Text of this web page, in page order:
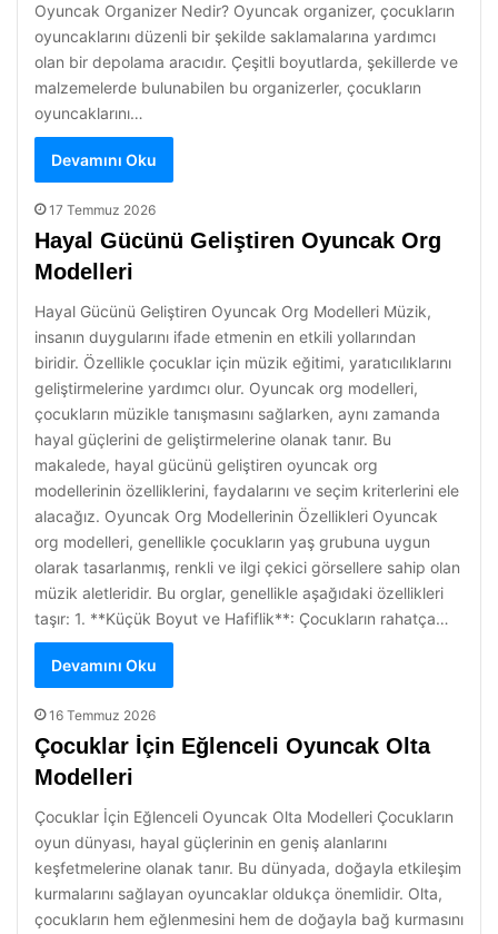
Oyuncak Organizer Nedir? Oyuncak organizer, çocukların
oyuncaklarını düzenli bir şekilde saklamalarına yardımcı
olan bir depolama aracıdır. Çeşitli boyutlarda, şekillerde ve
malzemelerde bulunabilen bu organizerler, çocukların
oyuncaklarını…
Devamını Oku
17 Temmuz 2026
Hayal Gücünü Geliştiren Oyuncak Org
Modelleri
Hayal Gücünü Geliştiren Oyuncak Org Modelleri Müzik,
insanın duygularını ifade etmenin en etkili yollarından
biridir. Özellikle çocuklar için müzik eğitimi, yaratıcılıklarını
geliştirmelerine yardımcı olur. Oyuncak org modelleri,
çocukların müzikle tanışmasını sağlarken, aynı zamanda
hayal güçlerini de geliştirmelerine olanak tanır. Bu
makalede, hayal gücünü geliştiren oyuncak org
modellerinin özelliklerini, faydalarını ve seçim kriterlerini ele
alacağız. Oyuncak Org Modellerinin Özellikleri Oyuncak
org modelleri, genellikle çocukların yaş grubuna uygun
olarak tasarlanmış, renkli ve ilgi çekici görsellere sahip olan
müzik aletleridir. Bu orglar, genellikle aşağıdaki özellikleri
taşır: 1. **Küçük Boyut ve Hafiflik**: Çocukların rahatça…
Devamını Oku
16 Temmuz 2026
Çocuklar İçin Eğlenceli Oyuncak Olta
Modelleri
Çocuklar İçin Eğlenceli Oyuncak Olta Modelleri Çocukların
oyun dünyası, hayal güçlerinin en geniş alanlarını
keşfetmelerine olanak tanır. Bu dünyada, doğayla etkileşim
kurmalarını sağlayan oyuncaklar oldukça önemlidir. Olta,
çocukların hem eğlenmesini hem de doğayla bağ kurmasını